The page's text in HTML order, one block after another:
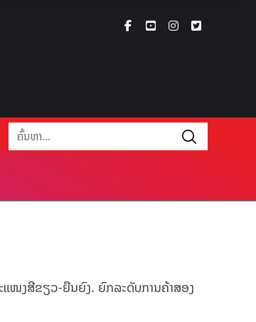
ໜງສີຂຽວ-ຍືນຍົງ. ຍົກລະດັບການຄ້າສອງ